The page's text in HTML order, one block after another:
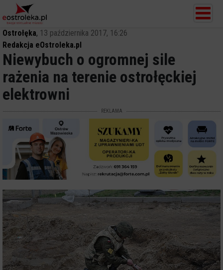
Ostrołęka, 13 października 2017, 16:26
Redakcja eOstroleka.pl
Niewybuch o ogromnej sile
rażenia na terenie ostrołęckiej
elektrowni
REKLAMA